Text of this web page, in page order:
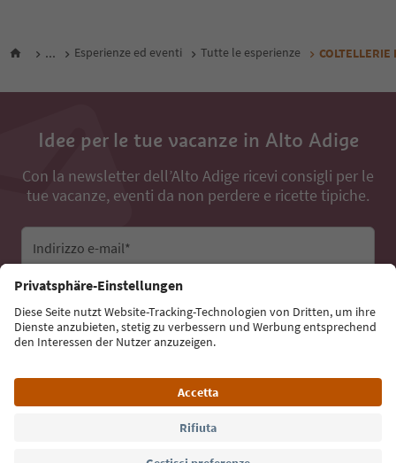
... Esperienze ed eventi Tutte le esperienze COLTELLERIE
Idee per le tue vacanze in Alto Adige
Con la newsletter dell’Alto Adige ricevi consigli per le
tue vacanze, eventi da non perdere e ricette tipiche.
Indirizzo e-mail*
Iscriviti alla newsletter